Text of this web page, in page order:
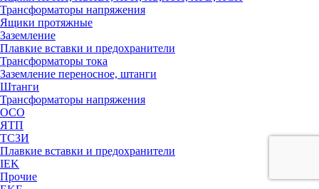
Трансформаторы напряжения
Ящики протяжные
Заземление
Плавкие вставки и предохранители
Трансформаторы тока
Заземление переносное, штанги
Штанги
Трансформаторы напряжения
ОСО
ЯТП
ТСЗИ
Плавкие вставки и предохранители
IEK
Прочие